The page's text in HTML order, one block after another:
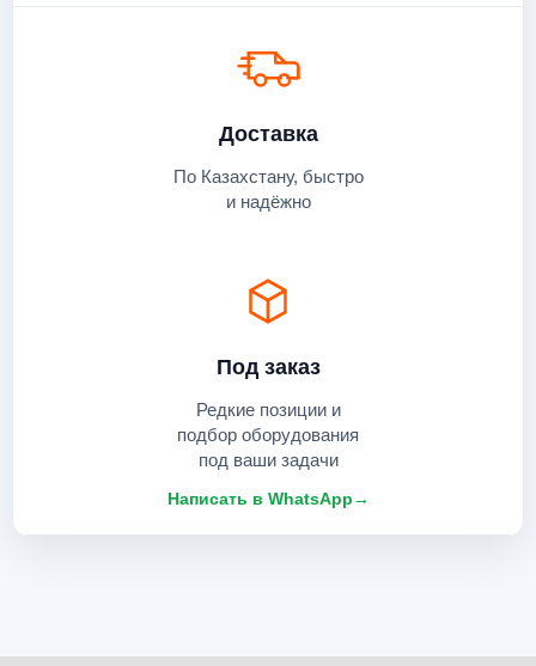
Под заказ
Редкие позиции и
подбор оборудования
под ваши задачи
Написать в WhatsApp→
Доставка
По Казахстану, быстро
и надёжно